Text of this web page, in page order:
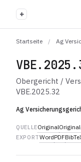
+
Startseite / Ag
Obergericht /
VBE.2025.32
Ag
QUELLEOriginal
EXPORTWordPDF